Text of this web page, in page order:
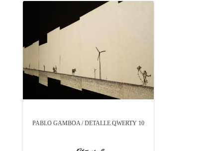
PABLO GAMBOA / DETALLE QWERTY 10